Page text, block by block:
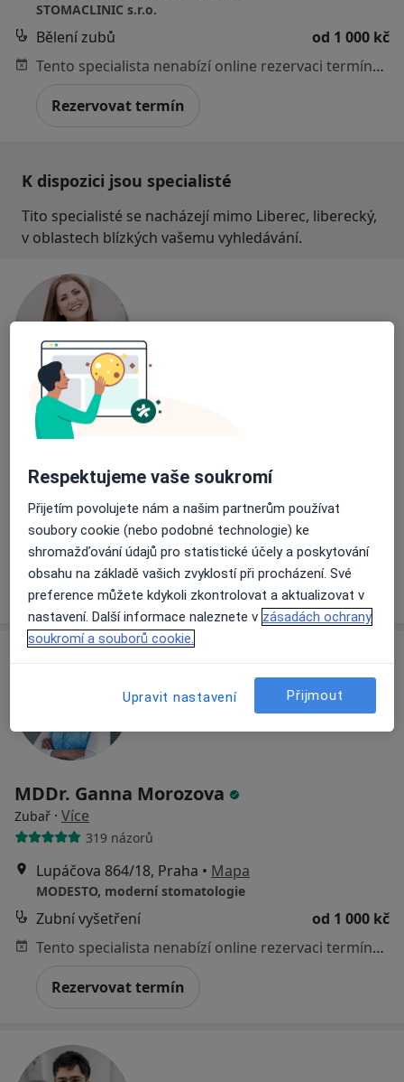
STOMACLINIC s.r.o.
Bělení zubů
od 1 000 kč
Tento specialista nenabízí online rezervaci termínu na této adrese.
Rezervovat termín
K dispozici jsou specialisté
Tito specialisté se nacházejí mimo Liberec, liberecký,
v oblastech blízkých vašemu vyhledávání.
lékař Maryana Kovalchuk
Zubař·Více
730 názorů
Na Poříčním právu 376/1, Praha Mapa
HOLISTIC DENTAL AND PHYSIO CENTRE s.r.o.
Rezervovat termín
MDDr. Ganna Morozova
Zubař · Více
319 názorů
Lupáčova 864/18, Praha • Mapa
MODESTO, moderní stomatologie
Zubní vyšetření
od 1 000 kč
Tento specialista nenabízí online rezervaci termínu na této adrese.
Rezervovat termín
Respektujeme vaše soukromí
Přijetím povolujete nám a našim partnerům používat
soubory cookie (nebo podobné technologie) ke
shromažďování údajů pro statistické účely a poskytování
obsahu na základě vašich zvyklostí při procházení. Své
preference můžete kdykoli zkontrolovat a aktualizovat v
nastavení. Další informace naleznete v zásadách ochrany
soukromí a souborů cookie.
Upravit nastavení Přijmout